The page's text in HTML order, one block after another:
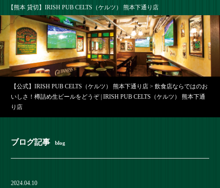
【熊本 貸切】IRISH PUB CELTS（ケルツ） 熊本下通り店
【公式】IRISH PUB CELTS（ケルツ） 熊本下通り店 >飲食店ならではのお
いしさ！樽詰め生ビールをどうぞ | IRISH PUB CELTS（ケルツ） 熊本下通
り店
ブログ記事 blog
2024.04.10